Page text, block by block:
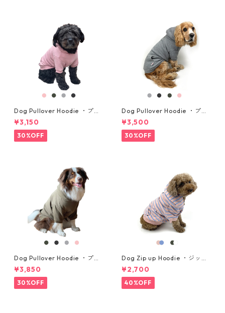
Dog Pullover Hoodie ・プル
オーバーパーカー ・小型犬
用・サイズ S, M
¥3,150
30%OFF
Dog Pullover Hoodie ・プル
オーバーパーカー ・中型犬
用・サイズ L, L-L, XL
¥3,500
30%OFF
Dog Pullover Hoodie ・プル
オーバーパーカー ・大型犬
用・サイズ 2XL, 3XL
¥3,850
30%OFF
Dog Zip up Hoodie ・ジップ
アップパーカー ・小型犬用・
サイズ S, M
¥2,700
40%OFF